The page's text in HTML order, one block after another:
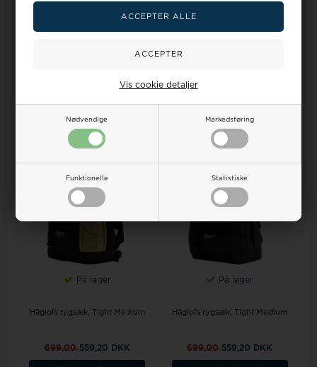
Nødvendige Markedsføring
Funktionelle Statistiske
Vis cookie detaljer
519,20 DKK 649,00
20%
På lager
Häglofs rygsæk, Tight Medium
699,00559,20 DKK
20%
På lager
Häglofs rygsæk, Tight Medium
699,00559,20 DKK